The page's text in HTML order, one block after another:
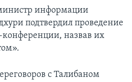
информации
подтвердил проведение
конференции, назвав их
с Талибаном